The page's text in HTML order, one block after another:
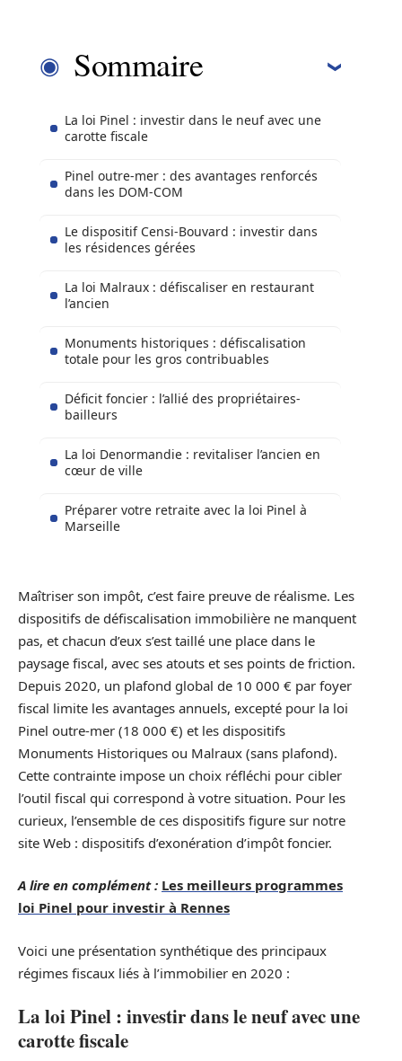
Sommaire
La loi Pinel : investir dans le neuf avec une
carotte fiscale
Pinel outre-mer : des avantages renforcés
dans les DOM-COM
Le dispositif Censi-Bouvard : investir dans
les résidences gérées
La loi Malraux : défiscaliser en restaurant
l’ancien
Monuments historiques : défiscalisation
totale pour les gros contribuables
Déficit foncier : l’allié des propriétaires-
bailleurs
La loi Denormandie : revitaliser l’ancien en
cœur de ville
Préparer votre retraite avec la loi Pinel à
Marseille
Maîtriser son impôt, c’est faire preuve de réalisme. Les
dispositifs de défiscalisation immobilière ne manquent
pas, et chacun d’eux s’est taillé une place dans le
paysage fiscal, avec ses atouts et ses points de friction.
Depuis 2020, un plafond global de 10 000 € par foyer
fiscal limite les avantages annuels, excepté pour la loi
Pinel outre-mer (18 000 €) et les dispositifs
Monuments Historiques ou Malraux (sans plafond).
Cette contrainte impose un choix réfléchi pour cibler
l’outil fiscal qui correspond à votre situation. Pour les
curieux, l’ensemble de ces dispositifs figure sur notre
site Web : dispositifs d’exonération d’impôt foncier.
A lire en complément : Les meilleurs programmes
loi Pinel pour investir à Rennes
Voici une présentation synthétique des principaux
régimes fiscaux liés à l’immobilier en 2020 :
La loi Pinel : investir dans le neuf avec une
carotte fiscale